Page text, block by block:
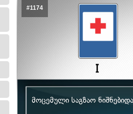
#1174
მოცემული საგზაო